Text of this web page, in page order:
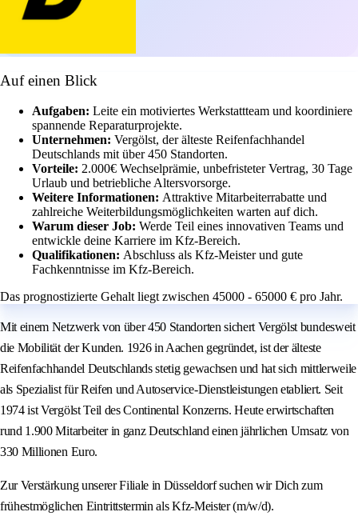
Auf einen Blick
Aufgaben: Leite ein motiviertes Werkstattteam und koordiniere
spannende Reparaturprojekte.
Unternehmen: Vergölst, der älteste Reifenfachhandel
Deutschlands mit über 450 Standorten.
Vorteile: 2.000€ Wechselprämie, unbefristeter Vertrag, 30 Tage
Urlaub und betriebliche Altersvorsorge.
Weitere Informationen: Attraktive Mitarbeiterrabatte und
zahlreiche Weiterbildungsmöglichkeiten warten auf dich.
Warum dieser Job: Werde Teil eines innovativen Teams und
entwickle deine Karriere im Kfz-Bereich.
Qualifikationen: Abschluss als Kfz-Meister und gute
Fachkenntnisse im Kfz-Bereich.
Das prognostizierte Gehalt liegt zwischen 45000 - 65000 € pro Jahr.
Mit einem Netzwerk von über 450 Standorten sichert Vergölst bundesweit
die Mobilität der Kunden. 1926 in Aachen gegründet, ist der älteste
Reifenfachhandel Deutschlands stetig gewachsen und hat sich mittlerweile
als Spezialist für Reifen und Autoservice-Dienstleistungen etabliert. Seit
1974 ist Vergölst Teil des Continental Konzerns. Heute erwirtschaften
rund 1.900 Mitarbeiter in ganz Deutschland einen jährlichen Umsatz von
330 Millionen Euro.
Zur Verstärkung unserer Filiale in Düsseldorf suchen wir Dich zum
frühestmöglichen Eintrittstermin als Kfz-Meister (m/w/d).